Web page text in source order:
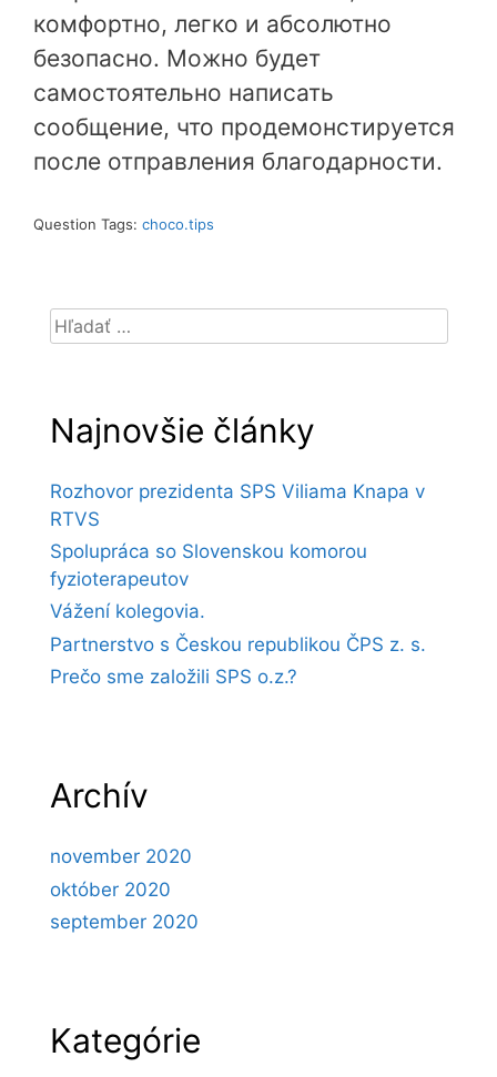
комфортно, легко и абсолютно
безопасно. Можно будет
самостоятельно написать
сообщение, что продемонстируется
после отправления благодарности.
Question Tags: choco.tips
Hľadať:
Najnovšie články
Rozhovor prezidenta SPS Viliama Knapa v
RTVS
Spolupráca so Slovenskou komorou
fyzioterapeutov
Vážení kolegovia.
Partnerstvo s Českou republikou ČPS z. s.
Prečo sme založili SPS o.z.?
Archív
november 2020
október 2020
september 2020
Kategórie